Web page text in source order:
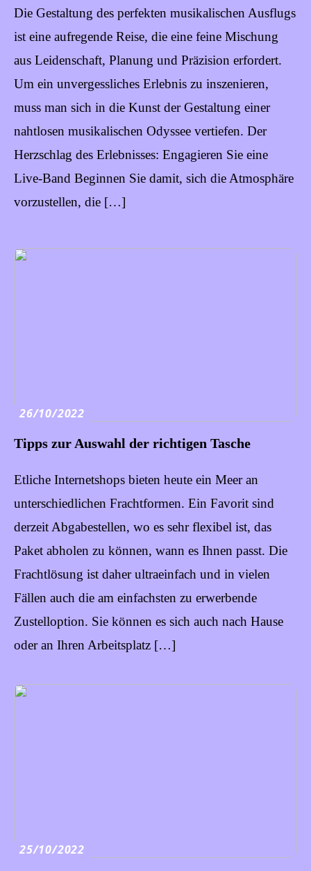
Die Gestaltung des perfekten musikalischen Ausflugs
ist eine aufregende Reise, die eine feine Mischung
aus Leidenschaft, Planung und Präzision erfordert.
Um ein unvergessliches Erlebnis zu inszenieren,
muss man sich in die Kunst der Gestaltung einer
nahtlosen musikalischen Odyssee vertiefen. Der
Herzschlag des Erlebnisses: Engagieren Sie eine
Live-Band Beginnen Sie damit, sich die Atmosphäre
vorzustellen, die […]
26/10/2022
Tipps zur Auswahl der richtigen Tasche
Etliche Internetshops bieten heute ein Meer an
unterschiedlichen Frachtformen. Ein Favorit sind
derzeit Abgabestellen, wo es sehr flexibel ist, das
Paket abholen zu können, wann es Ihnen passt. Die
Frachtlösung ist daher ultraeinfach und in vielen
Fällen auch die am einfachsten zu erwerbende
Zustelloption. Sie können es sich auch nach Hause
oder an Ihren Arbeitsplatz […]
25/10/2022